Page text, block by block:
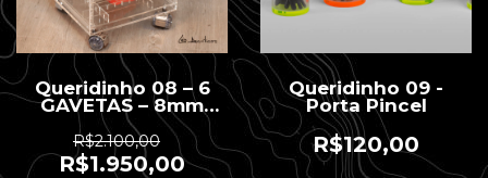
Queridinho 08 – 6
GAVETAS – 8mm
Espessura
R$2.100,00
R$1.950,00
Queridinho 09 -
Porta Pincel
R$120,00